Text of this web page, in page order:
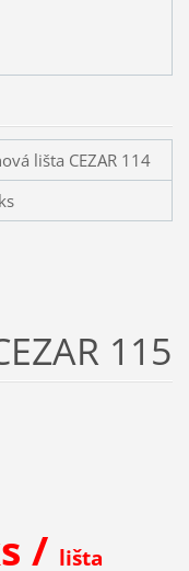
lišta CEZAR 114
115
/ lišta